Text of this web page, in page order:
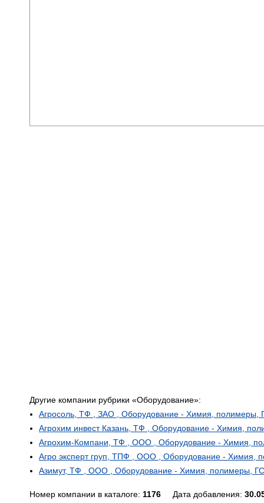
Другие компании рубрики «Оборудование»:
Агросоль, ТФ , ЗАО , Оборудование - Химия, полимеры,
Агрохим инвест Казань, ТФ , Оборудование - Химия,
Агрохим-Компани, ТФ , ООО , Оборудование - Химия,
Агро эксперт груп, ТПФ , ООО , Оборудование - Химия,
Азимут, ТФ , ООО , Оборудование - Химия, полимеры,
Номер компании в каталоге: 1176 Дата добавления: